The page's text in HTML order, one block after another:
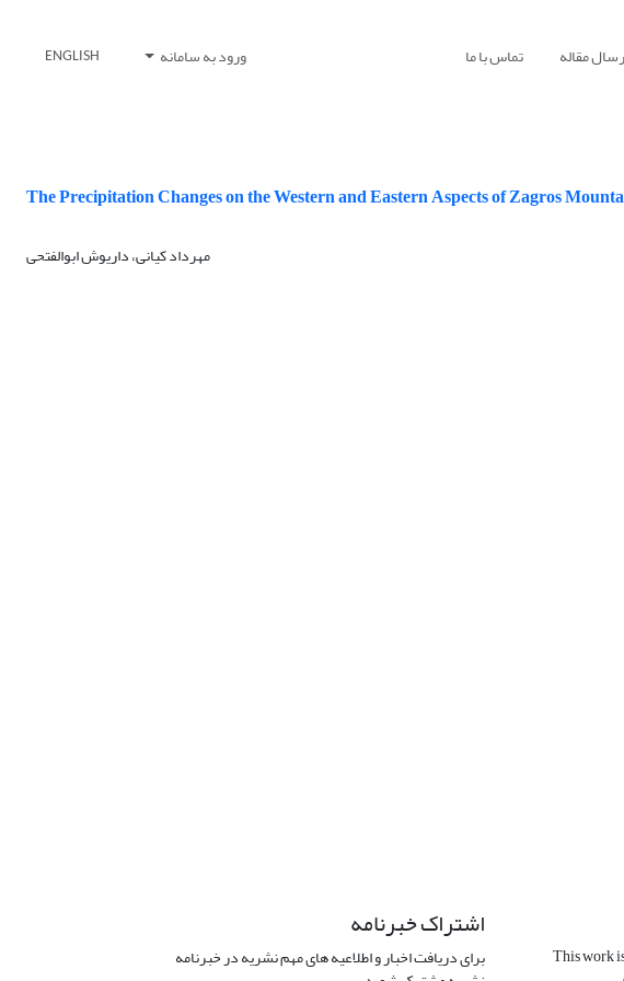
مقاله تماس با ما ورود به سامانه ENGLISH
The Precipitation Changes on the Western and Eastern Aspects of Zagros
مهرداد کیانی، داریوش ابوالفتحی
This work
اشتراک خبرنامه
برای دریافت اخبار و اطلاعیه های مهم نشریه در خبرنامه